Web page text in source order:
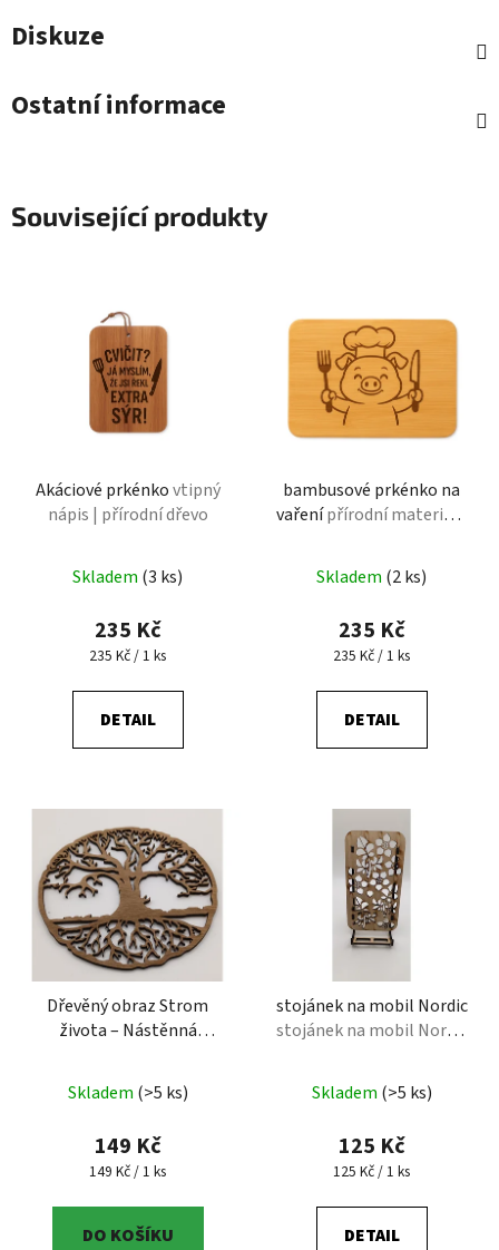
Diskuze
Ostatní informace
Související produkty
Akáciové prkénkovtipný
nápis | přírodní dřevo
Skladem (3 ks)
235 Kč
Měrná cena:
235 Kč / 1 ks
DETAIL
bambusové prkénko na
vařenípřírodní materiál |
Skladem (2 ks)
235 Kč
Měrná cena:
235 Kč / 1 ks
DETAIL
Dřevěný obraz Strom
života – Nástěnná
překližky Dřevěný obraz
Strom života – Nástěnná
překližky | dřevo
Skladem (>5 ks)
149 Kč
Měrná cena:
149 Kč / 1 ks
DO KOŠÍKU
stojánek na mobil Nordic
stojánek na mobil Nordic
Skladem (>5 ks)
125 Kč
Měrná cena:
125 Kč / 1 ks
DETAIL